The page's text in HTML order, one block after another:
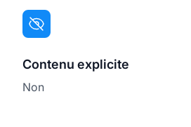
Contenu explicite
Non